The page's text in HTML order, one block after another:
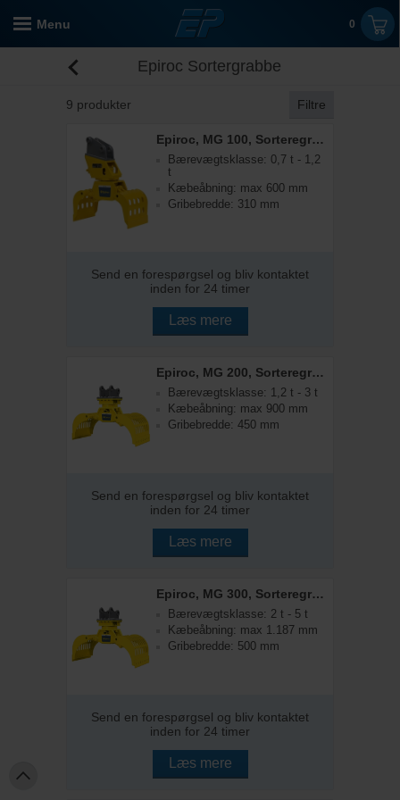
Menu 0
Epiroc Sortergrabbe
9 produkter Filtre
Epiroc, MG 100, Sorteregrabbe
Bærevægtsklasse: 0,7 t - 1,2
t
Kæbeåbning: max 600 mm
Gribebredde: 310 mm
Send en forespørgsel og bliv kontaktet
inden for 24 timer
Læs mere
Epiroc, MG 200, Sorteregrabbe
Bærevægtsklasse: 1,2 t - 3 t
Kæbeåbning: max 900 mm
Gribebredde: 450 mm
Send en forespørgsel og bliv kontaktet
inden for 24 timer
Læs mere
Epiroc, MG 300, Sorteregrabbe
Bærevægtsklasse: 2 t - 5 t
Kæbeåbning: max 1.187 mm
Gribebredde: 500 mm
Send en forespørgsel og bliv kontaktet
inden for 24 timer
Læs mere